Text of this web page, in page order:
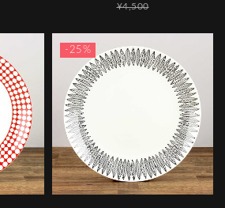
¥4,500
-25%